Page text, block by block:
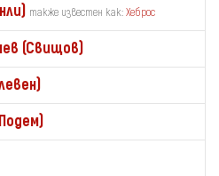
также известен как:Хеброс
(Свищов)